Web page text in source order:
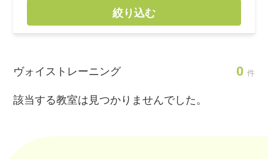
絞り込む
ヴォイストレーニング 0 件
該当する教室は見つかりませんでした。